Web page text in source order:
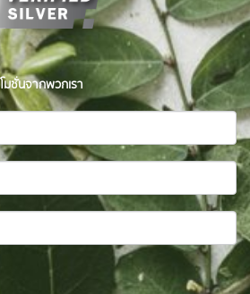
มชั่นจากพวกเรา